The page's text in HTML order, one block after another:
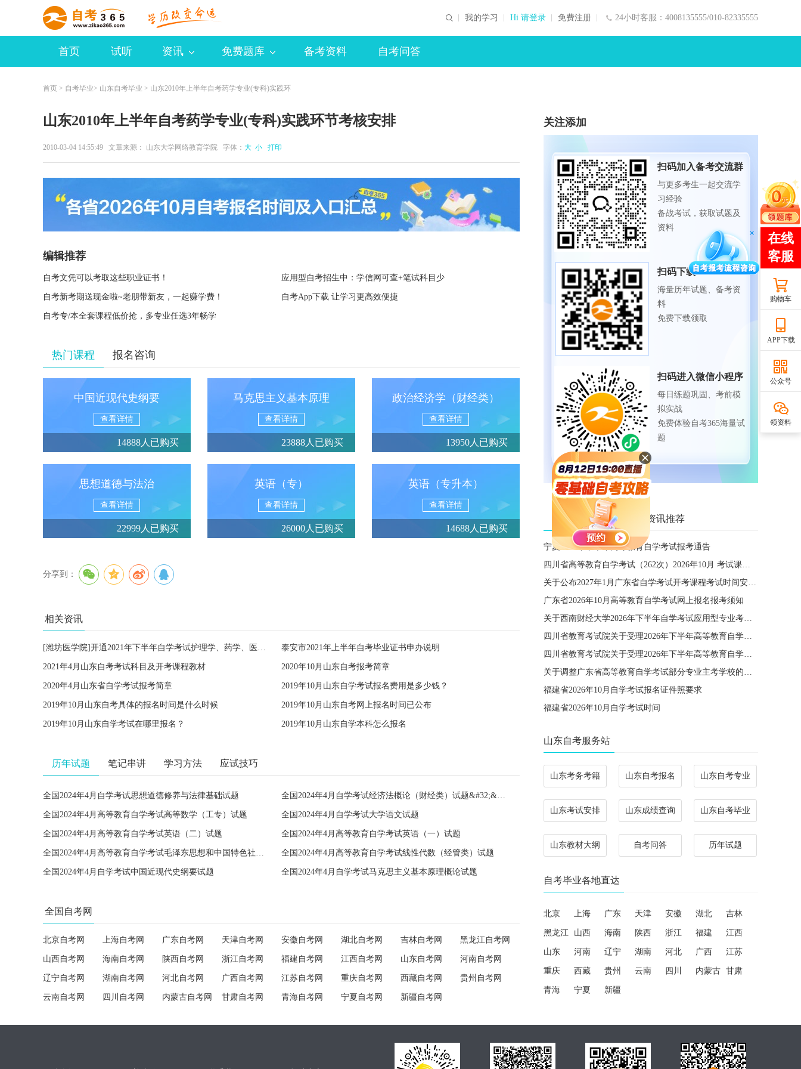
24小时客服：4008135555/010-82335555
我的学习 Hi 请登录 免费注册
首页 试听 资讯 免费题库 备考资料 自考问答
首页 > 自考毕业> 山东自考毕业 > 山东2010年上半年自考药学专业(专科)实践环
山东2010年上半年自考药学专业(专科)实践环节考核安排
2010-03-04 14:55:49 文章来源： 山东大学网络教育学院 字体： 大 小 打印
编辑推荐
自考文凭可以考取这些职业证书！ 应用型自考招生中：学信网可查+笔试科目少
自考新考期送现金啦~老朋带新友，一起赚学费！ 自考App下载 让学习更高效便捷
自考专/本全套课程低价抢，多专业任选3年畅学
热门课程 报名咨询
中国近现代史纲要
查看详情
14888人已购买
马克思主义基本原理
查看详情
23888人已购买
政治经济学（财经类）
查看详情
13950人已购买
思想道德与法治
查看详情
22999人已购买
英语（专）
查看详情
26000人已购买
英语（专升本）
查看详情
14688人已购买
分享到：
相关资讯
[潍坊医学院]开通2021年下半年自学考试护理学、药学、医学检验技术专业强化实践课程在线学习的通知 泰安市2021年上半年自考毕业证书申办说明
2021年4月山东自考考试科目及开考课程教材 2020年10月山东自考报考简章
2020年4月山东省自学考试报考简章 2019年10月山东自学考试报名费用是多少钱？
2019年10月山东自考具体的报名时间是什么时候 2019年10月山东自考网上报名时间已公布
2019年10月山东自学考试在哪里报名？ 2019年10月山东自学本科怎么报名
历年试题 笔记串讲 学习方法 应试技巧
全国2024年4月自学考试思想道德修养与法律基础试题 全国2024年4月自学考试经济法概论（财经类）试题&#32;&#32;
全国2024年4月高等教育自学考试高等数学（工专）试题 全国2024年4月自学考试大学语文试题
全国2024年4月高等教育自学考试英语（二）试题 全国2024年4月高等教育自学考试英语（一）试题
全国2024年4月高等教育自学考试毛泽东思想和中国特色社会主义理论体系概论试题 全国2024年4月高等教育自学考试线性代数（经管类）试题
全国2024年4月自学考试中国近现代史纲要试题 全国2024年4月自学考试马克思主义基本原理概论试题
全国自考网
北京自考网 上海自考网 广东自考网 天津自考网 安徽自考网 湖北自考网 吉林自考网 黑龙江自考网
山西自考网 海南自考网 陕西自考网 浙江自考网 福建自考网 江西自考网 山东自考网 河南自考网
辽宁自考网 湖南自考网 河北自考网 广西自考网 江苏自考网 重庆自考网 西藏自考网 贵州自考网
云南自考网 四川自考网 内蒙古自考网 甘肃自考网 青海自考网 宁夏自考网 新疆自考网
关注添加
扫码加入备考交流群
与更多考生一起交流学
习经验
备战考试，获取试题及
资料
扫码下载APP
海量历年试题、备考资
料
免费下载领取
扫码进入微信小程序
每日练题巩固、考前模
拟实战
免费体验自考365海量试
题
相关资讯推荐 热门资讯推荐
宁夏2026年下半年高等教育自学考试报考通告
四川省高等教育自学考试（262次）2026年10月 考试课程简表
关于公布2027年1月广东省自学考试开考课程考试时间安排和使用教材的通知
广东省2026年10月高等教育自学考试网上报名报考须知
关于西南财经大学2026年下半年自学考试应用型专业考籍更改办理的通知
四川省教育考试院关于受理2026年下半年高等教育自学考试省际转考申请的通告
四川省教育考试院关于受理2026年下半年高等教育自学考试考籍更改申请的通告
关于调整广东省高等教育自学考试部分专业主考学校的通知
福建省2026年10月自学考试报名证件照要求
福建省2026年10月自学考试时间
山东自考服务站
山东考务考籍 山东自考报名 山东自考专业
山东考试安排 山东成绩查询 山东自考毕业
山东教材大纲 自考问答 历年试题
自考毕业各地直达
北京 上海 广东 天津 安徽 湖北 吉林
黑龙江 山西 海南 陕西 浙江 福建 江西
山东 河南 辽宁 湖南 河北 广西 江苏
重庆 西藏 贵州 云南 四川 内蒙古 甘肃
青海 宁夏 新疆
购物车
APP下载
公众号
领资料